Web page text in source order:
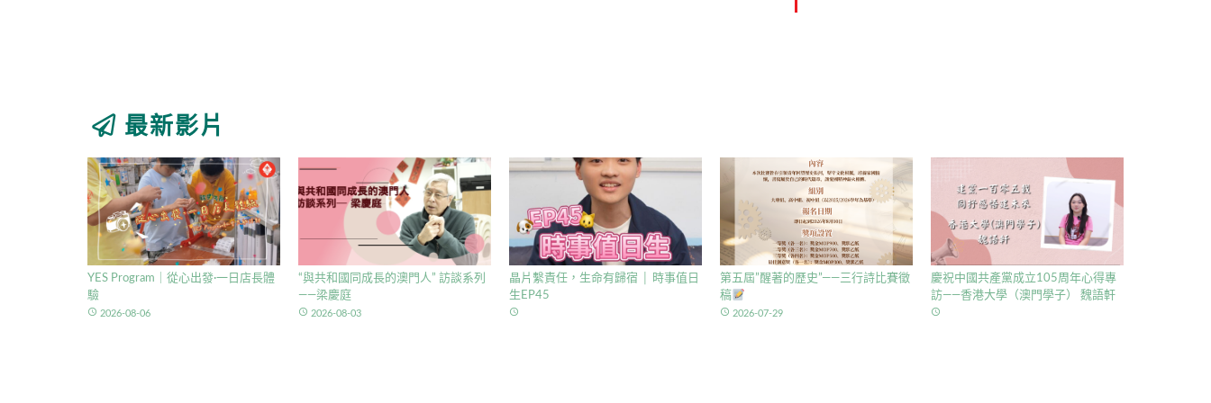
最新影片
YES Program｜從心出發·一日店長體
驗
access_time 2026-08-06
“與共和國同成長的澳門人” 訪談系列
——梁慶庭
access_time 2026-08-03
晶片繫責任，生命有歸宿 │ 時事值日
生EP45
access_time
第五屆”醒著的歷史”——三行詩比賽徵
稿
access_time 2026-07-29
慶祝中國共產黨成立105周年心得專
訪——香港大學（澳門學子） 魏語軒
access_time